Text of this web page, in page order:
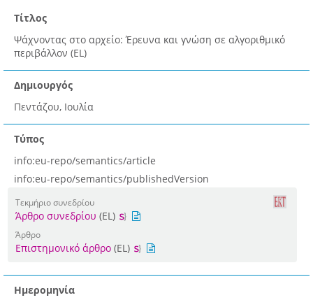
Τίτλος
Ψάχνοντας στο αρχείο: Έρευνα και γνώση σε αλγοριθμικό
περιβάλλον (EL)
Δημιουργός
Πεντάζου, Ιουλία
Τύπος
info:eu-repo/semantics/article
info:eu-repo/semantics/publishedVersion
Τεκμήριο συνεδρίου
Άρθρο συνεδρίου (EL)
Άρθρο
Επιστημονικό άρθρο (EL)
Ημερομηνία